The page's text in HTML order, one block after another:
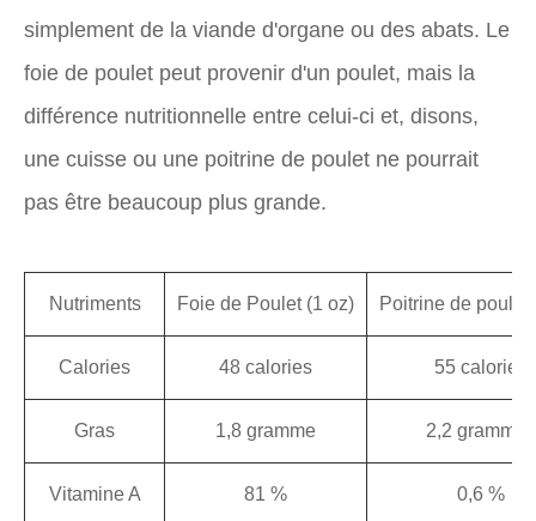
simplement de la viande d'organe ou des abats. Le
foie de poulet peut provenir d'un poulet, mais la
différence nutritionnelle entre celui-ci et, disons,
une cuisse ou une poitrine de poulet ne pourrait
pas être beaucoup plus grande.
Nutriments Foie de Poulet (1 oz) Poitrine de poulet
Calories 48 calories 55 calories
Gras 1,8 gramme 2,2 grammes
Vitamine A 81 % 0,6 %